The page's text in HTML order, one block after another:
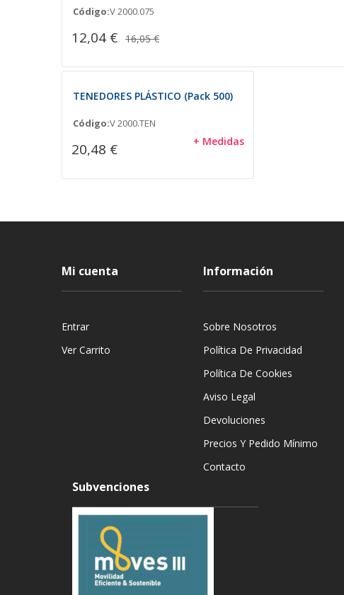
Código:V 2000.075
12,04 € 16,05 €
TENEDORES PLÁSTICO (Pack 500)
Código:V 2000.TEN
20,48 € + Medidas
Mi cuenta
Entrar
Ver Carrito
Información
Sobre Nosotros
Política De Privacidad
Política De Cookies
Aviso Legal
Devoluciones
Precios Y Pedido Mínimo
Contacto
Subvenciones